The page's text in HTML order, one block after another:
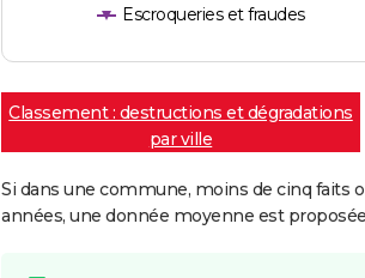
Escroqueries et fraudes
Classement : destructions et dégradations
par ville
Si dans une commune, moins de cinq faits
années, une donnée moyenne est proposée